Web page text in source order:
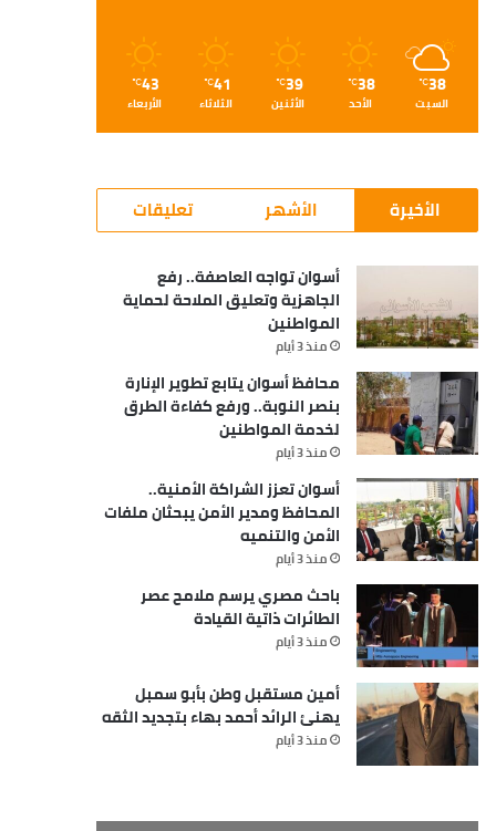
38
℃
السبت
38
℃
الأحد
39
℃
الأثنين
41
℃
الثلاثاء
43
℃
الأربعاء
الأخيرة الأشهر تعليقات
أسوان تواجه العاصفة.. رفع
الجاهزية وتعليق الملاحة لحماية
المواطنين
منذ 3 أيام
محافظ أسوان يتابع تطوير الإنارة
بنصر النوبة.. ورفع كفاءة الطرق
لخدمة المواطنين
منذ 3 أيام
أسوان تعزز الشراكة الأمنية..
المحافظ ومدير الأمن يبحثان ملفات
الأمن والتنميه
منذ 3 أيام
باحث مصري يرسم ملامح عصر
الطائرات ذاتية القيادة
منذ 3 أيام
أمين مستقبل وطن بأبو سمبل
يهنئ الرائد أحمد بهاء بتجديد الثقه
منذ 3 أيام